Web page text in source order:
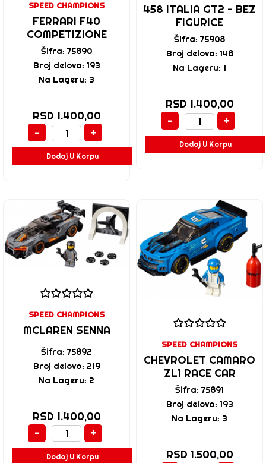
SPEED CHAMPIONS
FERRARI F40
COMPETIZIONE
Šifra: 75890
Broj delova: 193
Na Lageru: 3
RSD 1.400,00
-
+
Dodaj U Korpu
458 ITALIA GT2 - BEZ
FIGURICE
Šifra: 75908
Broj delova: 148
Na Lageru: 1
RSD 1.400,00
-
+
Dodaj U Korpu
SPEED CHAMPIONS
MCLAREN SENNA
Šifra: 75892
Broj delova: 219
Na Lageru: 2
RSD 1.400,00
-
+
Dodaj U Korpu
SPEED CHAMPIONS
CHEVROLET CAMARO
ZL1 RACE CAR
Šifra: 75891
Broj delova: 193
Na Lageru: 3
RSD 1.500,00